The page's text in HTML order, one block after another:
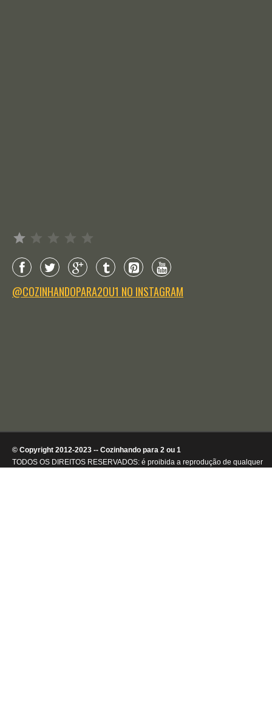
@COZINHANDOPARA2OU1 NO INSTAGRAM
© Copyright 2012-2023 -- Cozinhando para 2 ou 1
TODOS OS DIREITOS RESERVADOS: é proibida a reprodução de qualquer